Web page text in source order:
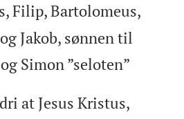
Filip, Bartolomeus,
Jakob, sønnen til
Simon ”seloten”
at Jesus Kristus,